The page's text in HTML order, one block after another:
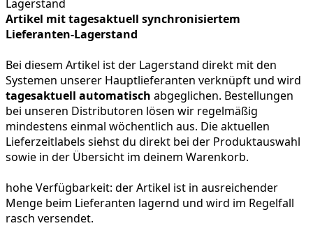
Artikel mit tagesaktuell synchronisiertem
Lieferanten-Lagerstand
Bei diesem Artikel ist der Lagerstand direkt mit den
Systemen unserer Hauptlieferanten verknüpft und wird
tagesaktuell automatisch abgeglichen. Bestellungen
bei unseren Distributoren lösen wir regelmäßig
mindestens einmal wöchentlich aus. Die aktuellen
Lieferzeitlabels siehst du direkt bei der Produktauswahl
sowie in der Übersicht im deinem Warenkorb.
hohe Verfügbarkeit: der Artikel ist in ausreichender
Menge beim Lieferanten lagernd und wird im Regelfall
rasch versendet.